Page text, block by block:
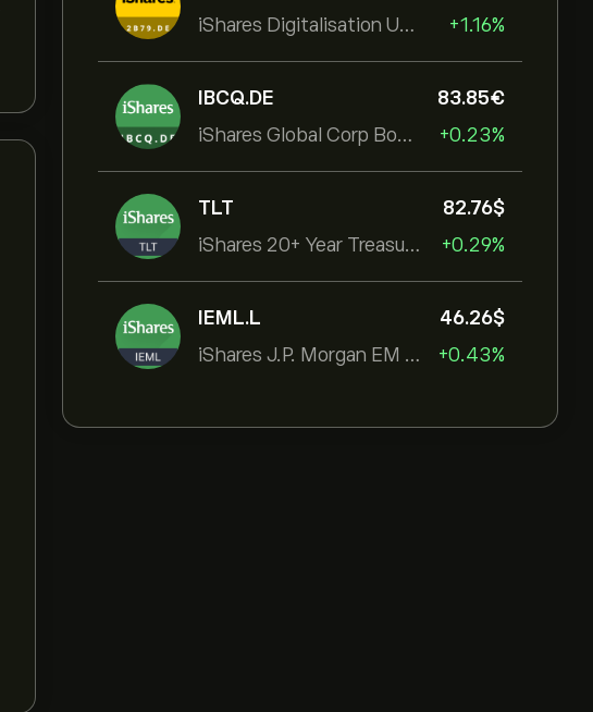
iShares Digitalisation UCITS ETF
+1.16%
IBCQ.DE
iShares Global Corp Bond EUR Hedged UCITS ETF Dist
83.85‎€‎
+0.23%
TLT
iShares 20+ Year Treasury Bond ETF
82.76‎$‎
+0.29%
IEML.L
iShares J.P. Morgan EM Local Govt Bond UCITS ETF
46.26‎$‎
+0.43%